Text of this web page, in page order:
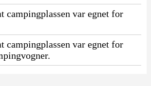
campingplassen var egnet for
campingplassen var egnet for